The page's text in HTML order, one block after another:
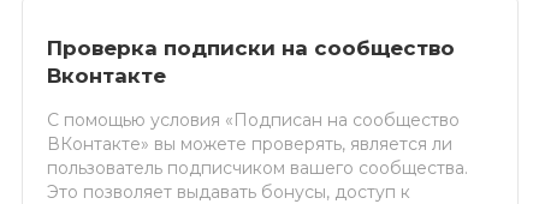
Проверка подписки на сообщество
Вконтакте
С помощью условия «Подписан на сообщество
ВКонтакте» вы можете проверять, является ли
пользователь подписчиком вашего сообщества.
Это позволяет выдавать бонусы, доступ к